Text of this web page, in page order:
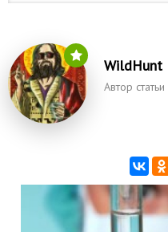
WildHunt
Автор статьи